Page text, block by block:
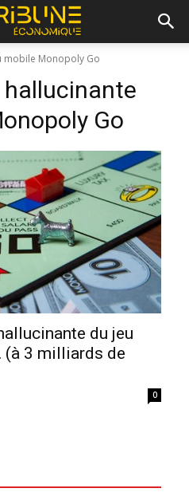
mobile Monopoly Go
Go
du jeu
(à 3 milliards de
0